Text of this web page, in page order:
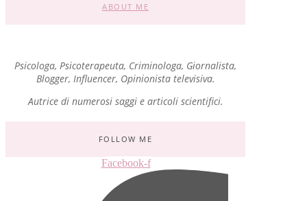
ABOUT ME
Psicologa, Psicoterapeuta, Criminologa, Giornalista,
Blogger, Influencer, Opinionista televisiva.
Autrice di numerosi saggi e articoli scientifici.
FOLLOW ME
Facebook-f